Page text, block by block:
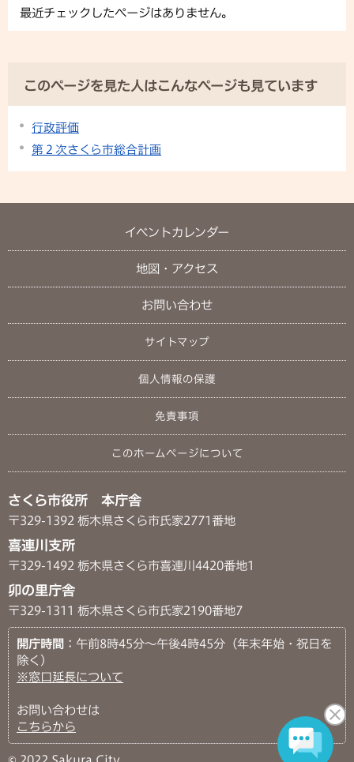
最近チェックしたページはありません。
このページを見た人はこんなページも見ています
行政評価
第２次さくら市総合計画
イベントカレンダー
地図・アクセス
お問い合わせ
サイトマップ
個人情報の保護
免責事項
このホームページについて
さくら市役所 本庁舎
〒329-1392 栃木県さくら市氏家2771番地
喜連川支所
〒329-1492 栃木県さくら市喜連川4420番地1
卯の里庁舎
〒329-1311 栃木県さくら市氏家2190番地7
開庁時間 ：午前8時45分～午後4時45分（年末年始・祝日を
除く）
※窓口延長について
お問い合わせは
こちらから